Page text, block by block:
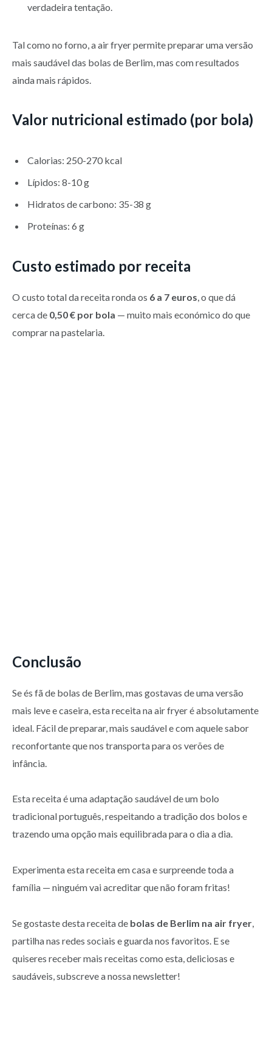
verdadeira tentação.
Tal como no forno, a air fryer permite preparar uma versão
mais saudável das bolas de Berlim, mas com resultados
ainda mais rápidos.
Valor nutricional estimado (por bola)
Calorias: 250-270 kcal
Lípidos: 8-10 g
Hidratos de carbono: 35-38 g
Proteínas: 6 g
Custo estimado por receita
O custo total da receita ronda os 6 a 7 euros , o que dá
cerca de 0,50 € por bola — muito mais económico do que
comprar na pastelaria.
Conclusão
Se és fã de bolas de Berlim, mas gostavas de uma versão
mais leve e caseira, esta receita na air fryer é absolutamente
ideal. Fácil de preparar, mais saudável e com aquele sabor
reconfortante que nos transporta para os verões de
infância.
Esta receita é uma adaptação saudável de um bolo
tradicional português, respeitando a tradição dos bolos e
trazendo uma opção mais equilibrada para o dia a dia.
Experimenta esta receita em casa e surpreende toda a
família — ninguém vai acreditar que não foram fritas!
Se gostaste desta receita de bolas de Berlim na air fryer,
partilha nas redes sociais e guarda nos favoritos. E se
quiseres receber mais receitas como esta, deliciosas e
saudáveis, subscreve a nossa newsletter!